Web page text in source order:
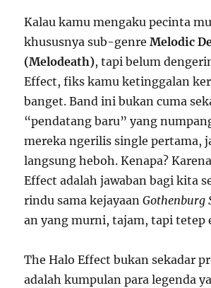
Kalau kamu mengaku pecinta
khususnya sub-genreMelodic
(Melodeath), tapi belum
Effect, fiks kamu ketinggalan
banget. Band ini bukan cuma
“pendatang baru” yang
mereka ngerilis single pertama,
langsung heboh. Kenapa?
Effect adalah jawaban bagi kita
rindu sama kejayaanGothenburg
an yang murni, tajam, tapi tetep
The Halo Effect bukan sekadar
adalah kumpulan para legenda